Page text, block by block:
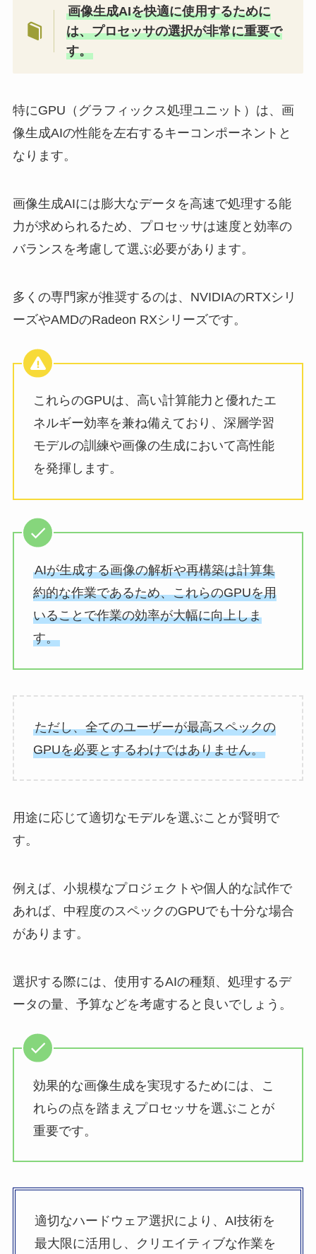
画像生成AIを快適に使用するために
は、プロセッサの選択が非常に重要で
す。
特にGPU（グラフィックス処理ユニット）は、画
像生成AIの性能を左右するキーコンポーネントと
なります。
画像生成AIには膨大なデータを高速で処理する能
力が求められるため、プロセッサは速度と効率の
バランスを考慮して選ぶ必要があります。
多くの専門家が推奨するのは、NVIDIAのRTXシリ
ーズやAMDのRadeon RXシリーズです。
これらのGPUは、高い計算能力と優れたエ
ネルギー効率を兼ね備えており、深層学習
モデルの訓練や画像の生成において高性能
を発揮します。
AIが生成する画像の解析や再構築は計算集
約的な作業であるため、これらのGPUを用
いることで作業の効率が大幅に向上しま
す。
ただし、全てのユーザーが最高スペックの
GPUを必要とするわけではありません。
用途に応じて適切なモデルを選ぶことが賢明で
す。
例えば、小規模なプロジェクトや個人的な試作で
あれば、中程度のスペックのGPUでも十分な場合
があります。
選択する際には、使用するAIの種類、処理するデ
ータの量、予算などを考慮すると良いでしょう。
効果的な画像生成を実現するためには、こ
れらの点を踏まえプロセッサを選ぶことが
重要です。
適切なハードウェア選択により、AI技術を
最大限に活用し、クリエイティブな作業を